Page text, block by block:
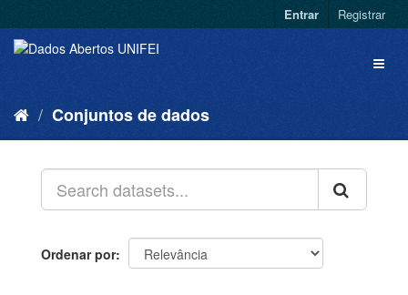
Entrar Registrar
Conjuntos de dados
Ordenar por